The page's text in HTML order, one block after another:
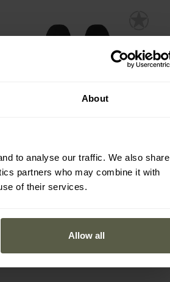
About
to analyse our traffic. We also share
partners who may combine it with
of their services.
Allow all
Odeslání:Ihned